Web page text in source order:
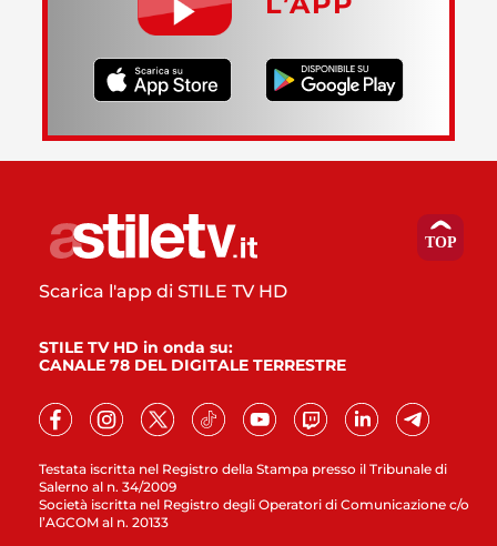
Testata iscritta nel Registro della Stampa presso il Tribunale di
Salerno al n. 34/2009
Società iscritta nel Registro degli Operatori di Comunicazione c/o
l’AGCOM al n. 20133
Scarica l'app di STILE TV HD
STILE TV HD in onda su:
CANALE 78 DEL DIGITALE TERRESTRE